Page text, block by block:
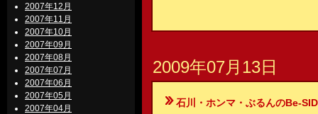
2007年12月
2007年11月
2007年10月
2007年09月
2007年08月
2007年07月
2007年06月
2007年05月
2007年04月
2009年07月13日
石川・ホンマ・ぶるんのBe-